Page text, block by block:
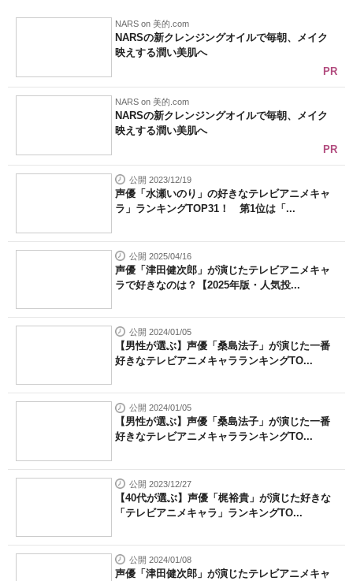
NARS on 美的.com
NARSの新クレンジングオイルで毎朝、メイク
映えする潤い美肌へ
PR
NARS on 美的.com
NARSの新クレンジングオイルで毎朝、メイク
映えする潤い美肌へ
PR
公開 2023/12/19
声優「水瀬いのり」の好きなテレビアニメキャ
ラ」ランキングTOP31！ 第1位は「...
公開 2025/04/16
声優「津田健次郎」が演じたテレビアニメキャ
ラで好きなのは？【2025年版・人気投...
公開 2024/01/05
【男性が選ぶ】声優「桑島法子」が演じた一番
好きなテレビアニメキャラランキングTO...
公開 2024/01/05
【男性が選ぶ】声優「桑島法子」が演じた一番
好きなテレビアニメキャラランキングTO...
公開 2023/12/27
【40代が選ぶ】声優「梶裕貴」が演じた好きな
「テレビアニメキャラ」ランキングTO...
公開 2024/01/08
声優「津田健次郎」が演じたテレビアニメキャ